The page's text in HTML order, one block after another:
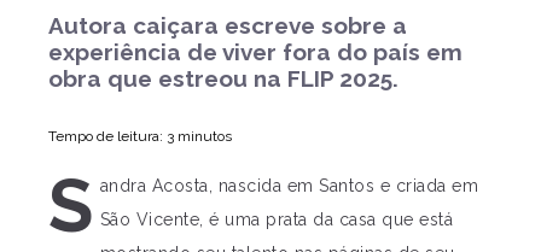
Autora caiçara escreve sobre a
experiência de viver fora do país em
obra que estreou na FLIP 2025.
Tempo de leitura: 3 minutos
S andra Acosta, nascida em Santos e criada em
São Vicente, é uma prata da casa que está